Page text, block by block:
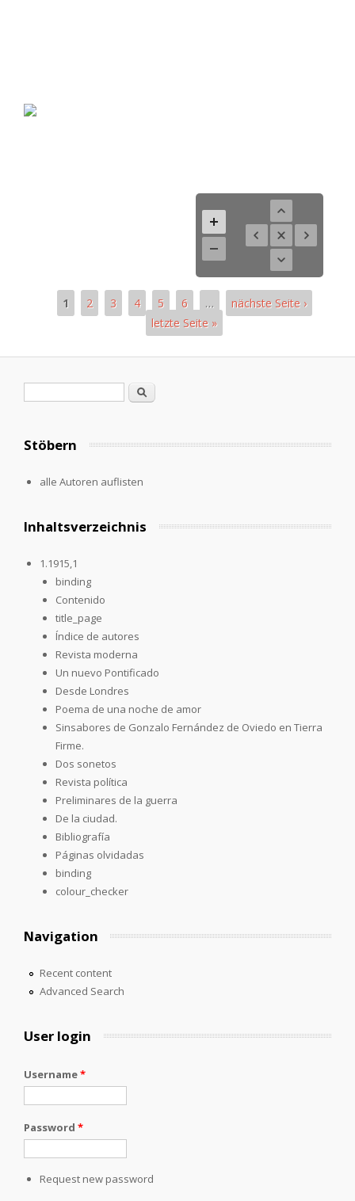
1 2 3 4 5 6 …
nächste Seite ›
letzte Seite »
Search
Stöbern
alle Autoren auflisten
Inhaltsverzeichnis
1.1915,1
binding
Contenido
title_page
Índice de autores
Revista moderna
Un nuevo Pontificado
Desde Londres
Poema de una noche de amor
Sinsabores de Gonzalo Fernández de Oviedo en Tierra
Firme.
Dos sonetos
Revista política
Preliminares de la guerra
De la ciudad.
Bibliografía
Páginas olvidadas
binding
colour_checker
Navigation
Recent content
Advanced Search
User login
Username*
Password *
Request new password